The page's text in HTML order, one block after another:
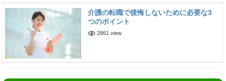
介護の転職で後悔しないために必要な3
つのポイント
2861 view